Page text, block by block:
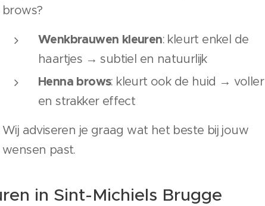
brows?
Wenkbrauwen kleuren: kleurt enkel de
haartjes → subtiel en natuurlijk
Henna brows: kleurt ook de huid → voller
en strakker effect
Wij adviseren je graag wat het beste bij jouw
wensen past.
in Sint-Michiels Brugge